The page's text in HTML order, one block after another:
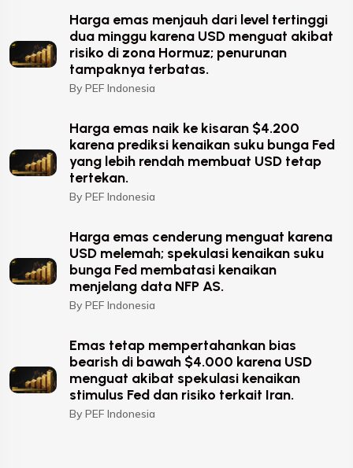
Harga emas menjauh dari level tertinggi
dua minggu karena USD menguat akibat
risiko di zona Hormuz; penurunan
tampaknya terbatas.
By PEF Indonesia
Harga emas naik ke kisaran $4.200
karena prediksi kenaikan suku bunga Fed
yang lebih rendah membuat USD tetap
tertekan.
By PEF Indonesia
Harga emas cenderung menguat karena
USD melemah; spekulasi kenaikan suku
bunga Fed membatasi kenaikan
menjelang data NFP AS.
By PEF Indonesia
Emas tetap mempertahankan bias
bearish di bawah $4.000 karena USD
menguat akibat spekulasi kenaikan
stimulus Fed dan risiko terkait Iran.
By PEF Indonesia